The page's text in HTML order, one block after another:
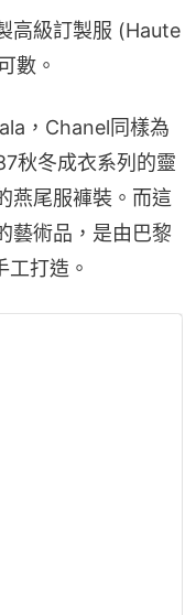
高級訂製服 (Haute
數。
，Chanel同樣為
秋冬成衣系列的靈
燕尾服褲裝。而這
藝術品，是由巴黎
打造。